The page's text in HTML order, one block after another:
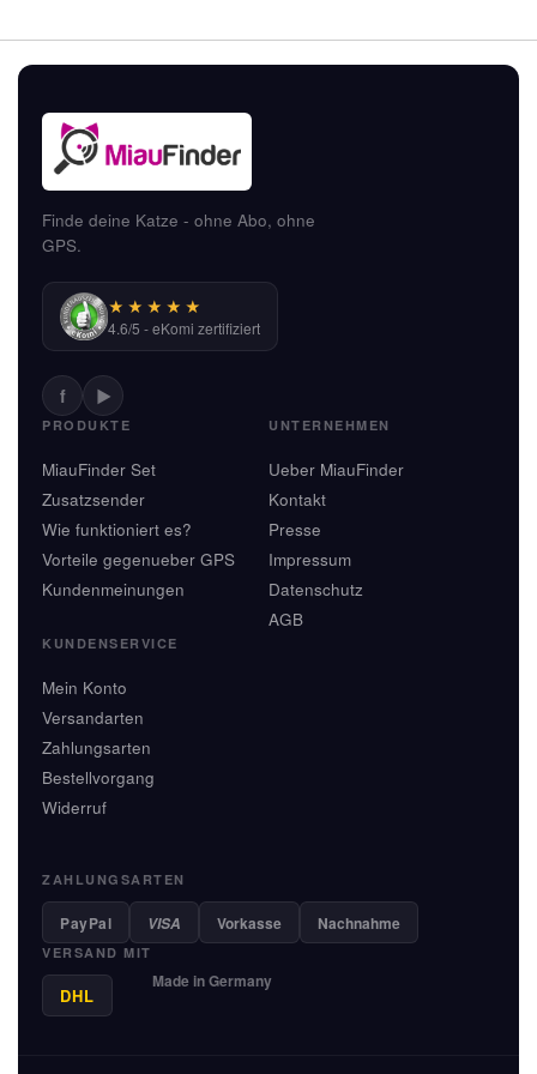
Finde deine Katze - ohne Abo, ohne
GPS.
★★★★★
4.6/5 - eKomi zertifiziert
f ▶
PRODUKTE
MiauFinder Set
Zusatzsender
Wie funktioniert es?
Vorteile gegenueber GPS
Kundenmeinungen
UNTERNEHMEN
Ueber MiauFinder
Kontakt
Presse
Impressum
Datenschutz
AGB
KUNDENSERVICE
Mein Konto
Versandarten
Zahlungsarten
Bestellvorgang
Widerruf
ZAHLUNGSARTEN
PayPal VISA Vorkasse Nachnahme
VERSAND MIT
DHL
Made in Germany